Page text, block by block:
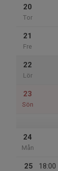
20
Tor
21
Fre
22
Lör
23
Sön
24
Mån
25
18:00